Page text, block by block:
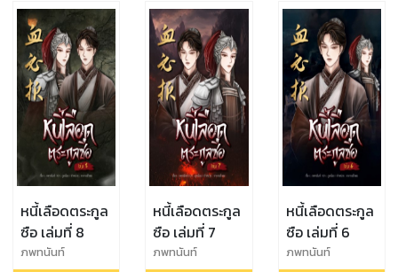
หนี้เลือดตระกูล
ซือ เล่มที่ 8
ภพทนันท์
หนี้เลือดตระกูล
ซือ เล่มที่ 7
ภพทนันท์
หนี้เลือดตระกูล
ซือ เล่มที่ 6
ภพทนันท์